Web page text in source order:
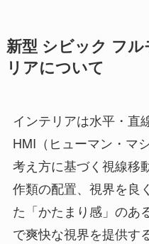
新型 シビック フ
リアについて
インテリアは水平・直
HMI（ヒューマン・マ
考え方に基づく視線移
作類の配置、視界を良
た「かたまり感」のあ
で爽快な視界を提供す